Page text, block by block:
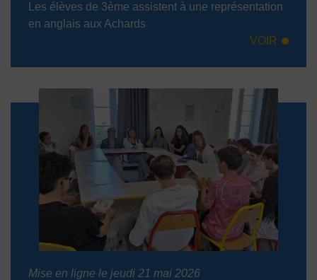
Les élèves de 3ème assistent à une représentation
en anglais aux Achards
VOIR
Mise en ligne le jeudi 21 mai 2026